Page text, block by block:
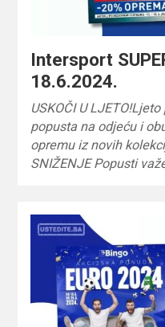
Intersport
18.6.2024.
USKOČI U
popusta na odjeću i
opremu iz novih
SNIŽENJE Popusti